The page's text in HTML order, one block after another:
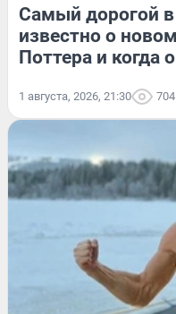
Самый дорогой в
известно о
Поттера и когда
1 августа, 2026, 21:30 704